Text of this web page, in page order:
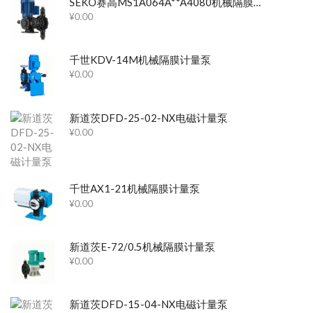
¥0.00
千世KDV-14M机械隔膜计量泵
¥0.00
新道茨DFD-25-02-NX电磁计量泵
¥0.00
千世AX1-21机械隔膜计量泵
¥0.00
新道茨E-72/0.5机械隔膜计量泵
¥0.00
新道茨DFD-15-04-NX电磁计量泵